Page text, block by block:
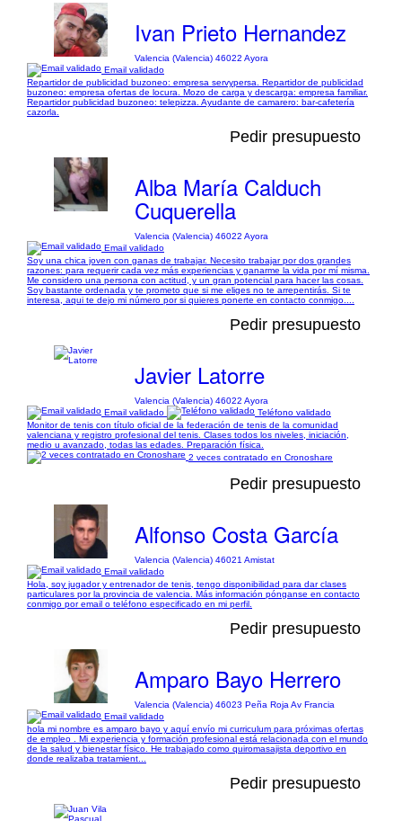
Ivan Prieto Hernandez
Valencia (Valencia) 46022 Ayora
Email validado
Repartidor de publicidad buzoneo: empresa servypersa. Repartidor de publicidad
buzoneo: empresa ofertas de locura. Mozo de carga y descarga: empresa familiar.
Repartidor publicidad buzoneo: telepizza. Ayudante de camarero: bar-cafetería
cazorla.
Pedir presupuesto
Alba María Calduch
Cuquerella
Valencia (Valencia) 46022 Ayora
Email validado
Soy una chica joven con ganas de trabajar. Necesito trabajar por dos grandes
razones: para requerir cada vez más experiencias y ganarme la vida por mí misma.
Me considero una persona con actitud, y un gran potencial para hacer las cosas.
Soy bastante ordenada y te prometo que si me eliges no te arrepentirás. Si te
interesa, aqui te dejo mi número por si quieres ponerte en contacto conmigo....
Pedir presupuesto
Javier Latorre
Valencia (Valencia) 46022 Ayora
Email validado
Teléfono validado
Monitor de tenis con título oficial de la federación de tenis de la comunidad
valenciana y registro profesional del tenis. Clases todos los niveles, iniciación,
medio u avanzado, todas las edades. Preparación física.
2 veces contratado en Cronoshare
Pedir presupuesto
Alfonso Costa García
Valencia (Valencia) 46021 Amistat
Email validado
Hola, soy jugador y entrenador de tenis, tengo disponibilidad para dar clases
particulares por la provincia de valencia. Más información pónganse en contacto
conmigo por email o teléfono especificado en mi perfil.
Pedir presupuesto
Amparo Bayo Herrero
Valencia (Valencia) 46023 Peña Roja Av Francia
Email validado
hola mi nombre es amparo bayo y aquí envío mi curriculum para próximas ofertas
de empleo . Mi experiencia y formación profesional está relacionada con el mundo
de la salud y bienestar físico. He trabajado como quiromasajista deportivo en
donde realizaba tratamient...
Pedir presupuesto